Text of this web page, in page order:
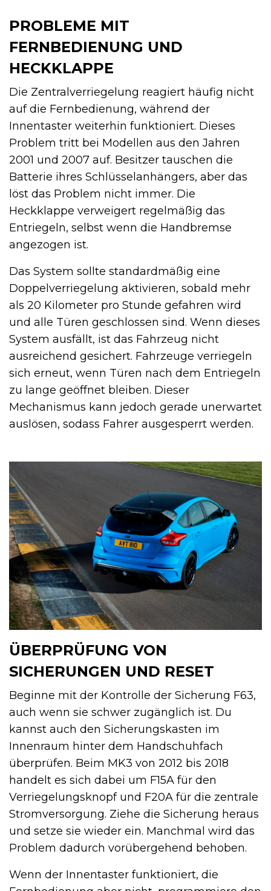
PROBLEME MIT
FERNBEDIENUNG UND
HECKKLAPPE
Die Zentralverriegelung reagiert häufig nicht
auf die Fernbedienung, während der
Innentaster weiterhin funktioniert. Dieses
Problem tritt bei Modellen aus den Jahren
2001 und 2007 auf. Besitzer tauschen die
Batterie ihres Schlüsselanhängers, aber das
löst das Problem nicht immer. Die
Heckklappe verweigert regelmäßig das
Entriegeln, selbst wenn die Handbremse
angezogen ist.
Das System sollte standardmäßig eine
Doppelverriegelung aktivieren, sobald mehr
als 20 Kilometer pro Stunde gefahren wird
und alle Türen geschlossen sind. Wenn dieses
System ausfällt, ist das Fahrzeug nicht
ausreichend gesichert. Fahrzeuge verriegeln
sich erneut, wenn Türen nach dem Entriegeln
zu lange geöffnet bleiben. Dieser
Mechanismus kann jedoch gerade unerwartet
auslösen, sodass Fahrer ausgesperrt werden.
ÜBERPRÜFUNG VON
SICHERUNGEN UND RESET
Beginne mit der Kontrolle der Sicherung F63,
auch wenn sie schwer zugänglich ist. Du
kannst auch den Sicherungskasten im
Innenraum hinter dem Handschuhfach
überprüfen. Beim MK3 von 2012 bis 2018
handelt es sich dabei um F15A für den
Verriegelungsknopf und F20A für die zentrale
Stromversorgung. Ziehe die Sicherung heraus
und setze sie wieder ein. Manchmal wird das
Problem dadurch vorübergehend behoben.
Wenn der Innentaster funktioniert, die